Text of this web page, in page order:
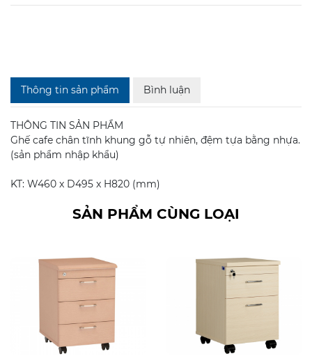
Thông tin sản phẩm Bình luận
THÔNG TIN SẢN PHẨM
Ghế cafe chân tĩnh khung gỗ tự nhiên, đệm tựa bằng nhựa.
(sản phẩm nhập khẩu)
KT: W460 x D495 x H820 (mm)
SẢN PHẨM CÙNG LOẠI